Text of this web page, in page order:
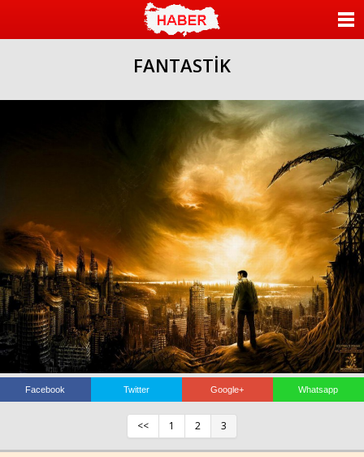
bizim
FANTASTİK
Facebook Twitter Google+ Whatsapp
<< 1 2 3
YAZARLAR
ANKETLER
FOTO GALERİ
VİDEO GALERİ
KÜNYE
İLETİŞİM